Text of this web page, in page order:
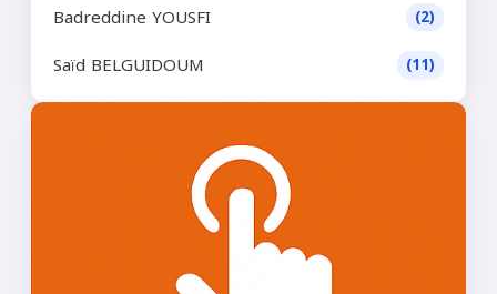
Badreddine YOUSFI (2)
Saïd BELGUIDOUM (11)